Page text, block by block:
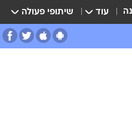
עוד שיתופי פעולה